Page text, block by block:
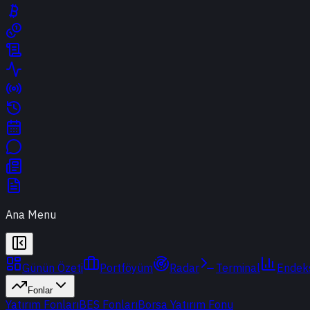
Ana Menu
Günün Özeti Portföyüm Radar Terminal
Fonlar
Yatırım FonlarıBES FonlarıBorsa Yatırım Fonu